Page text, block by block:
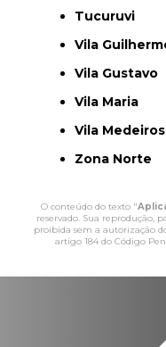
Tucuruvi
Vila
Vila Gustavo
Vila Maria
Vila Medeiros
Zona Norte
O conteúdo do texto "
reservado. Sua reprodução,
proibida sem a autorização
artigo 184 do Código